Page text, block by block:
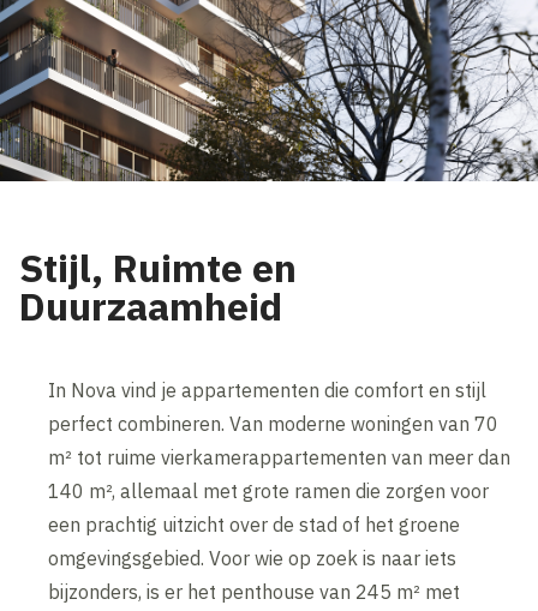
Stijl, Ruimte en
Duurzaamheid
In Nova vind je appartementen die comfort en stijl
perfect combineren. Van moderne woningen van 70
m² tot ruime vierkamerappartementen van meer dan
140 m², allemaal met grote ramen die zorgen voor
een prachtig uitzicht over de stad of het groene
omgevingsgebied. Voor wie op zoek is naar iets
bijzonders, is er het penthouse van 245 m² met